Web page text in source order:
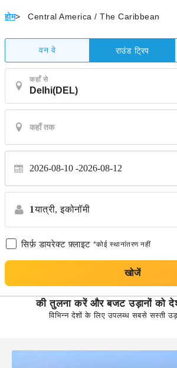
होम> Central America / The Caribbean
वन वे राउंड ट्रिप
कहाँ से
2026-08-10 2026-08-12
1यात्री, इकोनॉमी
सिर्फ़ डायरेक्ट फ़्लाइट *कोई स्थानांतरण नहीं
खोजें
की तुलना करें और बजट उड़ानों को
विभिन्न देशों के लिए उपलब्ध सबसे सस्ती